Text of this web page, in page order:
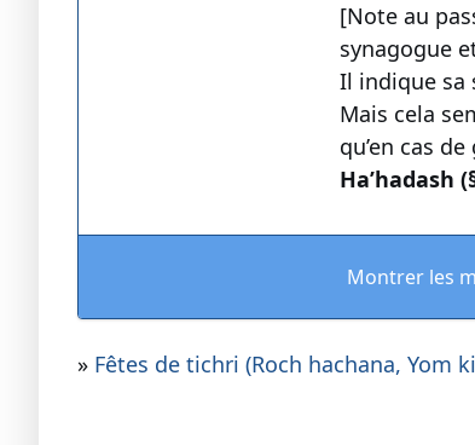
[Note au
synagogue
Il indique sa
Mais cela
qu’en cas
Ha’hadash
Montrer les
» Fêtes de tichri (Roch hachana, Yom